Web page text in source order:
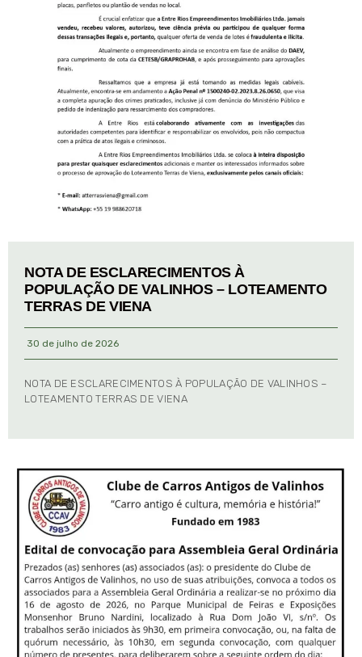
NOTA DE ESCLARECIMENTOS À
POPULAÇÃO DE VALINHOS – LOTEAMENTO
TERRAS DE VIENA
30 de julho de 2026
NOTA DE ESCLARECIMENTOS À POPULAÇÃO DE VALINHOS –
LOTEAMENTO TERRAS DE VIENA